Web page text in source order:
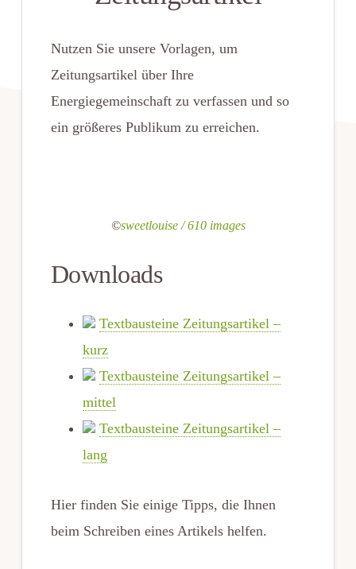
Nutzen Sie unsere Vorlagen, um
Zeitungsartikel über Ihre
Energiegemeinschaft zu verfassen und so
ein größeres Publikum zu erreichen.
©sweetlouise / 610 images
Downloads
Textbausteine Zeitungsartikel –
kurz
Textbausteine Zeitungsartikel –
mittel
Textbausteine Zeitungsartikel –
lang
Hier finden Sie einige Tipps, die Ihnen
beim Schreiben eines Artikels helfen.